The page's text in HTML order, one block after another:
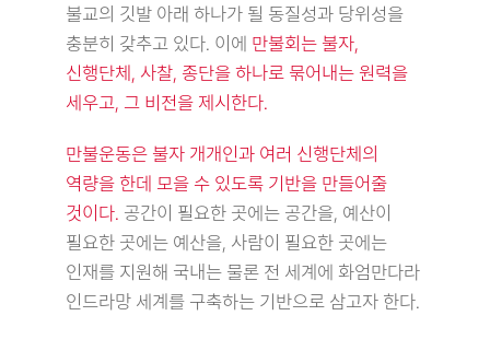
불교의 깃발 아래 하나가 될 동질성과 당위성을
충분히 갖추고 있다. 이에 만불회는 불자,
신행단체, 사찰, 종단을 하나로 묶어내는 원력을
세우고, 그 비전을 제시한다.
만불운동은 불자 개개인과 여러 신행단체의
역량을 한데 모을 수 있도록 기반을 만들어줄
것이다. 공간이 필요한 곳에는 공간을, 예산이
필요한 곳에는 예산을, 사람이 필요한 곳에는
인재를 지원해 국내는 물론 전 세계에 화엄만다라
인드라망 세계를 구축하는 기반으로 삼고자 한다.